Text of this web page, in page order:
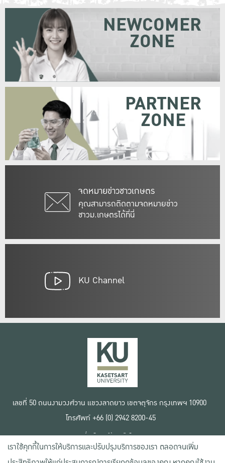
จดหมายข่าวชาวเกษตร
คุณสามารถติดตามจดหมายข่าว
ชาวม.เกษตรได้ที่นี่
NEWCOMER
ZONE
PARTNER
ZONE
KU Channel
เลขที่ 50 ถนนงามวงศ์วาน แขวงลาดยาว เขตจตุจักร กรุงเทพฯ 10900
โทรศัพท์ +66 (0) 2942 8200-45
เงื่อนไขการใช้งานเว็บไซต์
ข้อตกลงด้านสิทธิ์ใช้งาน
นโยบายความเป็นส่วนตัว
เราใช้คุกกี้ในการให้บริการและปรับปรุงบริการของเรา ตลอดจนเพิ่ม